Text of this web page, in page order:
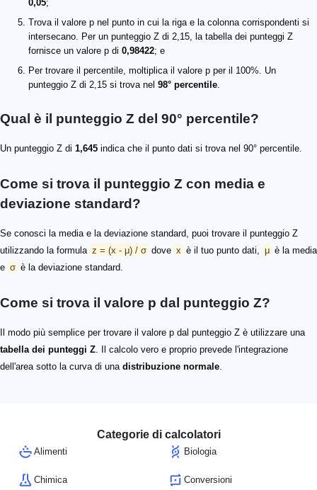
0,05;
Trova il valore p nel punto in cui la riga e la colonna corrispondenti si
intersecano. Per un punteggio Z di 2,15, la tabella dei punteggi Z
fornisce un valore p di 0,98422; e
Per trovare il percentile, moltiplica il valore p per il 100%. Un
punteggio Z di 2,15 si trova nel 98° percentile
Qual è il punteggio Z del 90° percentile?
Un punteggio Z di 1,645 indica che il punto dati si trova nel 90° percentile.
Come si trova il punteggio Z con media e
deviazione standard?
Se conosci la media e la deviazione standard, puoi trovare il punteggio Z
utilizzando la formula z = (x - μ) / σ dove x è il tuo punto dati, μ è la media
e σ è la deviazione standard.
Come si trova il valore p dal punteggio Z?
Il modo più semplice per trovare il valore p dal punteggio Z è utilizzare una
tabella dei punteggi Z . Il calcolo vero e proprio prevede l'integrazione
dell'area sotto la curva di una distribuzione normale
Categorie di calcolatori
Alimenti Biologia
Chimica Conversioni